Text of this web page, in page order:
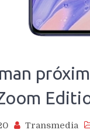
Transmedia